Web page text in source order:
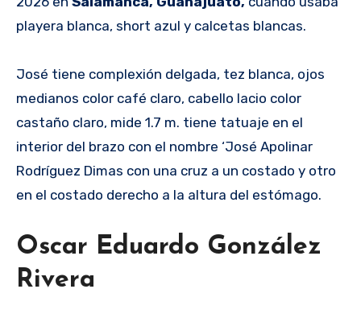
playera blanca, short azul y calcetas blancas.
José tiene complexión delgada, tez blanca, ojos
medianos color café claro, cabello lacio color
castaño claro, mide 1.7 m. tiene tatuaje en el
interior del brazo con el nombre ‘José Apolinar
Rodríguez Dimas con una cruz a un costado y otro
en el costado derecho a la altura del estómago.
Oscar Eduardo González
Rivera